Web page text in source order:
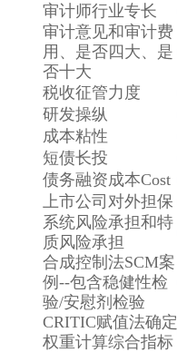
审计师行业专长
审计意见和审计费
用、是否四大、是
否十大
税收征管力度
研发操纵
成本粘性
短债长投
债务融资成本Cost
上市公司对外担保
系统风险承担和特
质风险承担
合成控制法SCM案
例--包含稳健性检
验/安慰剂检验
CRITIC赋值法确定
权重计算综合指标